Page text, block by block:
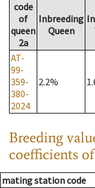
code
of
queen
2a
Inbreeding
Queen
AT-
99-
359-
380-
2024
2.2%
Breeding
coefficients
mating station code